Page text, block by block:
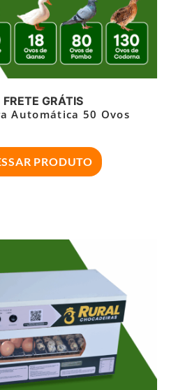
FRETE GRÁTIS
Automática 50 Ovos
PRODUTO